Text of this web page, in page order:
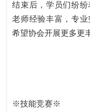
结束后，学员们纷
老师经验丰富，专业
希望协会开展更多更
※技能竞赛※